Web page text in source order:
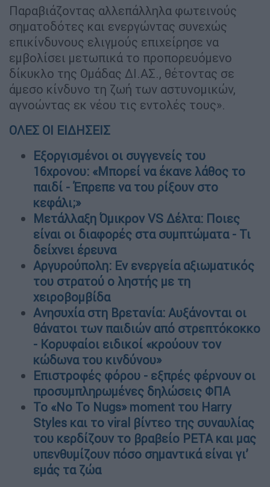
Παραβιάζοντας αλλεπάλληλα φωτεινούς
σηματοδότες και ενεργώντας συνεχώς
επικίνδυνους ελιγμούς επιχείρησε να
εμβολίσει μετωπικά το προπορευόμενο
δίκυκλο της Ομάδας ΔΙ.ΑΣ., θέτοντας σε
άμεσο κίνδυνο τη ζωή των αστυνομικών,
αγνοώντας εκ νέου τις εντολές τους».
ΟΛΕΣ ΟΙ ΕΙΔΗΣΕΙΣ
Εξοργισμένοι οι συγγενείς του
16χρονου: «Μπορεί να έκανε λάθος το
παιδί - Έπρεπε να του ρίξουν στο
κεφάλι;»
Μετάλλαξη Όμικρον VS Δέλτα: Ποιες
είναι οι διαφορές στα συμπτώματα - Τι
δείχνει έρευνα
Αργυρούπολη: Εν ενεργεία αξιωματικός
του στρατού ο ληστής με τη
χειροβομβίδα
Ανησυχία στη Βρετανία: Αυξάνονται οι
θάνατοι των παιδιών από στρεπτόκοκκο
- Κορυφαίοι ειδικοί «κρούουν τον
κώδωνα του κινδύνου»
Επιστροφές φόρου - εξπρές φέρνουν οι
προσυμπληρωμένες δηλώσεις ΦΠΑ
Το «No To Nugs» moment του Harry
Styles και το viral βίντεο της συναυλίας
του κερδίζουν το βραβείο PETA και μας
υπενθυμίζουν πόσο σημαντικά είναι γι’
εμάς τα ζώα